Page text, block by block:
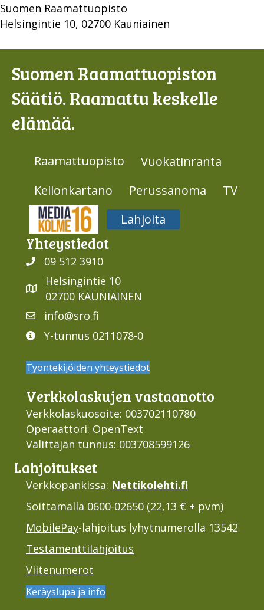
Suomen Raamattuopisto
Helsingintie 10, 02700 Kauniainen
Suomen Raamattuopiston
Säätiö. Raamattu keskelle
elämää.
Raamattuopisto
Vuokatinranta
Kellonkartano
Perussanoma
TV
Media316
Lahjoita
Yhteys­tiedot
09 512 3910
Helsingintie 10
02700 KAUNIAINEN
info@sro.fi
Y-tunnus 0211078-0
Työntekijöiden yhteystiedot
Verkko­laskujen vastaan­otto
Verkkolaskuosoite: 003702110780
Operaattori: OpenText
Välittäjän tunnus: 003708599126
Lahjoi­tukset
Verkkopankissa: Nettikolehti.fi
Soittamalla 0600-02650 (22,13 € + pvm)
MobilePay-lahjoitus lyhytnumerolla 13542
Testamenttilahjoitus
Viitenumerot
Keräyslupa ja info